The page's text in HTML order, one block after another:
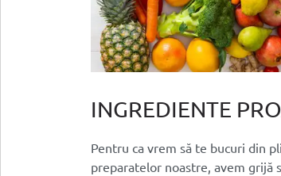
INGREDIENTE
Pentru ca vrem să te bucuri din
preparatelor noastre, avem grijă